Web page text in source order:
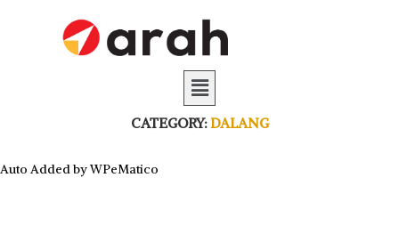
CATEGORY:DALANG
Auto Added by WPeMatico